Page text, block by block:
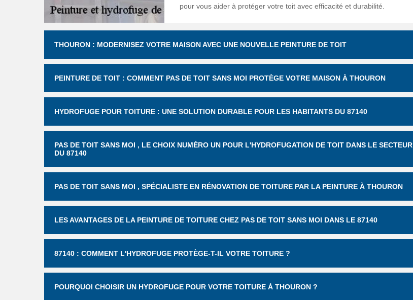
pour vous aider à protéger votre toit avec efficacité et durabilité.
THOURON : MODERNISEZ VOTRE MAISON AVEC UNE NOUVELLE PEINTURE DE TOIT
PEINTURE DE TOIT : COMMENT PAS DE TOIT SANS MOI PROTÈGE VOTRE MAISON À THOURON
HYDROFUGE POUR TOITURE : UNE SOLUTION DURABLE POUR LES HABITANTS DU 87140
PAS DE TOIT SANS MOI , LE CHOIX NUMÉRO UN POUR L'HYDROFUGATION DE TOIT DANS LE SECTEUR
DU 87140
PAS DE TOIT SANS MOI , SPÉCIALISTE EN RÉNOVATION DE TOITURE PAR LA PEINTURE À THOURON
LES AVANTAGES DE LA PEINTURE DE TOITURE CHEZ PAS DE TOIT SANS MOI DANS LE 87140
87140 : COMMENT L'HYDROFUGE PROTÈGE-T-IL VOTRE TOITURE ?
POURQUOI CHOISIR UN HYDROFUGE POUR VOTRE TOITURE À THOURON ?